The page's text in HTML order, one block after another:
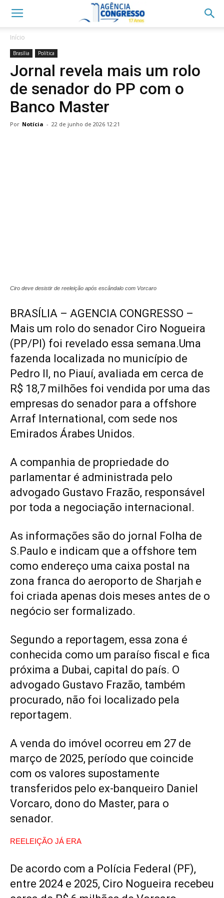
Início
Brasília Política
Jornal revela mais um rolo
de senador do PP com o
Banco Master
Por Notícia - 22 de junho de 2026 12:21
Ciro deve desistir de reeleição após escândalo com Vorcaro
BRASÍLIA – AGENCIA CONGRESSO –
Mais um rolo do senador Ciro Nogueira
(PP/PI) foi revelado essa semana.Uma
fazenda localizada no município de
Pedro II, no Piauí, avaliada em cerca de
R$ 18,7 milhões foi vendida por uma das
empresas do senador para a offshore
Arraf International, com sede nos
Emirados Árabes Unidos.
A companhia de propriedade do
parlamentar é administrada pelo
advogado Gustavo Frazão, responsável
por toda a negociação internacional.
As informações são do jornal Folha de
S.Paulo e indicam que a offshore tem
como endereço uma caixa postal na
zona franca do aeroporto de Sharjah e
foi criada apenas dois meses antes de o
negócio ser formalizado.
Segundo a reportagem, essa zona é
conhecida como um paraíso fiscal e fica
próxima a Dubai, capital do país. O
advogado Gustavo Frazão, também
procurado, não foi localizado pela
reportagem.
A venda do imóvel ocorreu em 27 de
março de 2025, período que coincide
com os valores supostamente
transferidos pelo ex-banqueiro Daniel
Vorcaro, dono do Master, para o
senador.
REELEIÇÃO JÁ ERA
De acordo com a Polícia Federal (PF),
entre 2024 e 2025, Ciro Nogueira recebeu